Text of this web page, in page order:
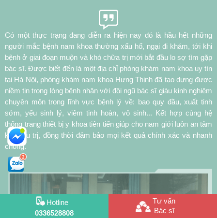
khi điều trị, đồng thời đảm bảo mọi kết quả chính xác và nhanh
Hotline
0336528808
Tư vấn
Bác sĩ